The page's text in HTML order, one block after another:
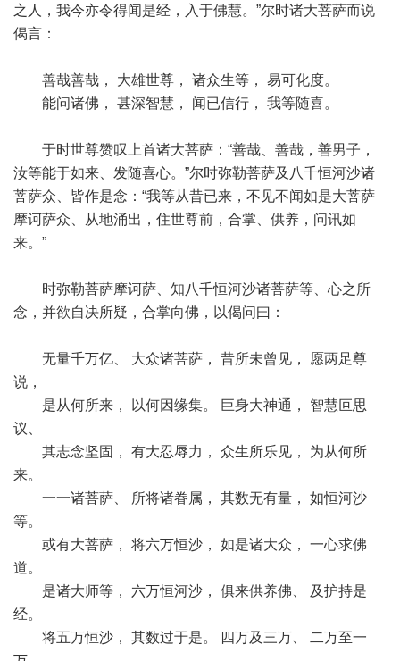
之人，我今亦令得闻是经，入于佛慧。”尔时诸大菩萨而说
偈言：
善哉善哉， 大雄世尊， 诸众生等， 易可化度。
能问诸佛， 甚深智慧， 闻已信行， 我等随喜。
于时世尊赞叹上首诸大菩萨：“善哉、善哉，善男子，
汝等能于如来、发随喜心。”尔时弥勒菩萨及八千恒河沙诸
菩萨众、皆作是念：“我等从昔已来，不见不闻如是大菩萨
摩诃萨众、从地涌出，住世尊前，合掌、供养，问讯如
来。”
时弥勒菩萨摩诃萨、知八千恒河沙诸菩萨等、心之所
念，并欲自决所疑，合掌向佛，以偈问曰：
无量千万亿、 大众诸菩萨， 昔所未曾见， 愿两足尊
说，
是从何所来， 以何因缘集。 巨身大神通， 智慧叵思
议、
其志念坚固， 有大忍辱力， 众生所乐见， 为从何所
来。
一一诸菩萨、 所将诸眷属， 其数无有量， 如恒河沙
等。
或有大菩萨， 将六万恒沙， 如是诸大众， 一心求佛
道。
是诸大师等， 六万恒河沙， 俱来供养佛、 及护持是
经。
将五万恒沙， 其数过于是。 四万及三万、 二万至一